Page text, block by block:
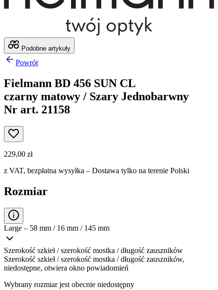
Podobne artykuły
Powrót
Fielmann BD 456 SUN CL
czarny matowy / Szary Jednobarwny
Nr art. 21158
229,00 zł
z VAT, bezpłatna wysyłka – Dostawa tylko na terenie Polski
Rozmiar
Large – 58 mm / 16 mm / 145 mm
Szerokość szkieł / szerokość mostka / długość zauszników
Szerokość szkieł / szerokość mostka / długość zauszników,
niedostępne, otwiera okno powiadomień
Wybrany rozmiar jest obecnie niedostępny